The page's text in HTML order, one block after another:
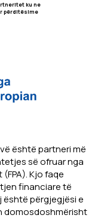
ku ne
përditësime
është partneri më
së ofruar nga
Kjo faqe
financiare të
është përgjegjësi e
domosdoshmërisht